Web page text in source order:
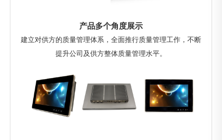
产品多个角度展示
建立对供方的质量管理体系，全面推行质量管理工作，不断
提升公司及供方整体质量管理水平。